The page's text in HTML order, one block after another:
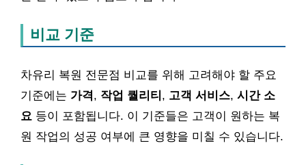
비교 기준
차유리 복원 전문점 비교를 위해 고려해야 할 주요
기준에는 가격, 작업 퀄리티 , 고객 서비스, 시간 소
요 등이 포함됩니다. 이 기준들은 고객이 원하는 복
원 작업의 성공 여부에 큰 영향을 미칠 수 있습니다.